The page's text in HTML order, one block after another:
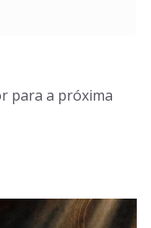
para a próxima